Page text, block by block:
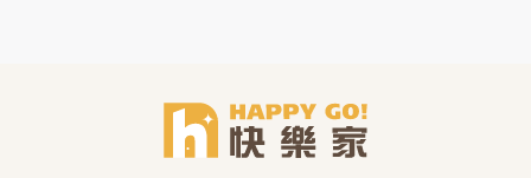
您所提供的姓名、電子郵件地址、聯絡方式及使用時間等。
於一般瀏覽時，伺服器會自行記錄相關行徑，包括您使用連線
設備的 IP 位址、使用時間、使用的瀏覽器、瀏覽及點選資料記